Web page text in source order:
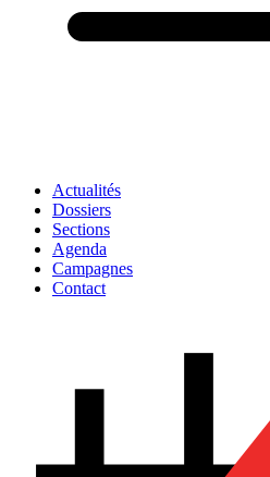
Actualités
Dossiers
Sections
Agenda
Campagnes
Contact